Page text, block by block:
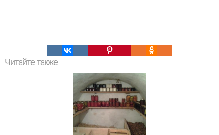
Читайте также